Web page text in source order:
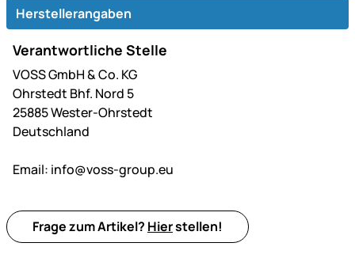
Herstellerangaben
Verantwortliche Stelle
VOSS GmbH & Co. KG
Ohrstedt Bhf. Nord 5
25885 Wester-Ohrstedt
Deutschland
Email: info@voss-group.eu
Frage zum Artikel? Hierstellen!